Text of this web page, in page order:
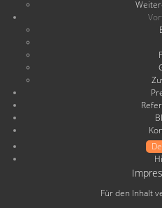
Für den Inhalt